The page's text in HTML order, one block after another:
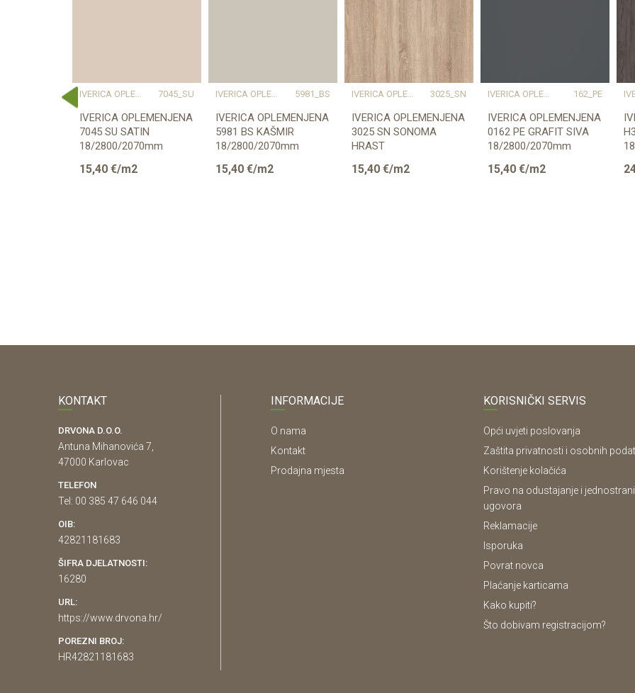
IVERICA OPLEMENJENA 7045_SU
IVERICA OPLEMENJENA
7045 SU SATIN
18/2800/2070mm
15,40 €/m2
IVERICA OPLEMENJENA 5981_BS
IVERICA OPLEMENJENA
5981 BS KAŠMIR
18/2800/2070mm
15,40 €/m2
IVERICA OPLEMENJENA 3025_SN
IVERICA OPLEMENJENA
3025 SN SONOMA
HRAST
15,40 €/m2
IVERICA OPLEMENJENA 162_PE
IVERICA OPLEMENJENA
0162 PE GRAFIT SIVA
18/2800/2070mm
15,40 €/m2
KONTAKT
DRVONA D.O.O.
Antuna Mihanovića 7,
47000 Karlovac
TELEFON
Tel: 00 385 47 646 044
OIB:
42821181683
ŠIFRA DJELATNOSTI:
16280
URL:
https://www.drvona.hr/
POREZNI BROJ:
HR42821181683
INFORMACIJE
O nama
Kontakt
Prodajna mjesta
KORISNIČKI SERVIS
Opći uvjeti poslovanja
Zaštita privatnosti i osobnih
Korištenje kolačića
Pravo na odustajanje i
ugovora
Reklamacije
Isporuka
Povrat novca
Plaćanje karticama
Kako kupiti?
Što dobivam registracijom?